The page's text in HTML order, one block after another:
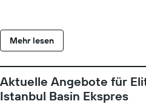
Mehr lesen
Aktuelle Angebote für
Istanbul Basin Ekspres